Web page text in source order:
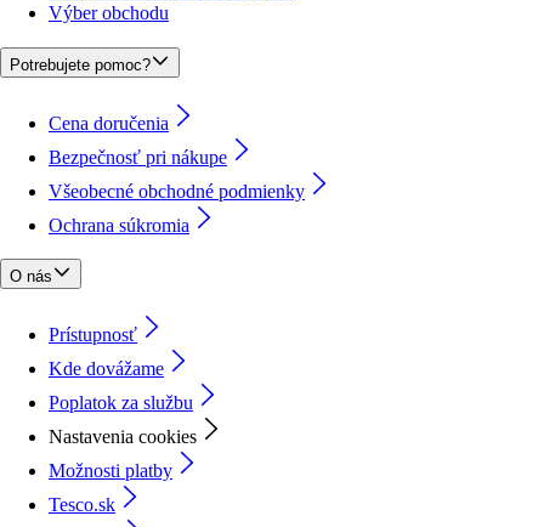
Výber obchodu
Potrebujete pomoc?
Cena doručenia
Bezpečnosť pri nákupe
Všeobecné obchodné podmienky
Ochrana súkromia
O nás
Prístupnosť
Kde dovážame
Poplatok za službu
Nastavenia cookies
Možnosti platby
Tesco.sk